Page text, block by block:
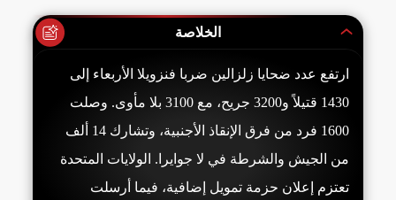
الخلاصة
ارتفع عدد ضحايا زلزالين ضربا فنزويلا الأربعاء إلى
1430 قتيلاً و3200 جريح، مع 3100 بلا مأوى. وصلت
1600 فرد من فرق الإنقاذ الأجنبية، وتشارك 14 ألف
من الجيش والشرطة في لا جوايرا. الولايات المتحدة
تعتزم إعلان حزمة تمويل إضافية، فيما أرسلت